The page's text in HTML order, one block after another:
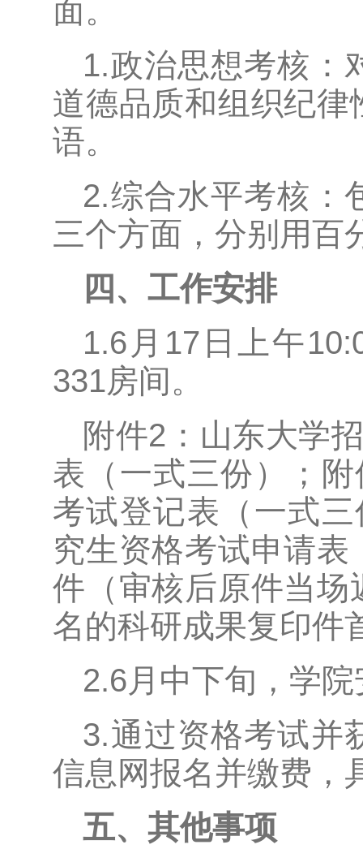
面。
1.政治思想考核：
道德品质和组织纪
语。
2.综合水平考核：
三个方面，分别用百
四、工作安排
1.6月17日上午
331房间。
附件2：山东大学
表（一式三份）；
考试登记表（一式
究生资格考试申请
件（审核后原件当
名的科研成果复印件
2.6月中下旬，学
3.通过资格考试并
信息网报名并缴费，
五、其他事项